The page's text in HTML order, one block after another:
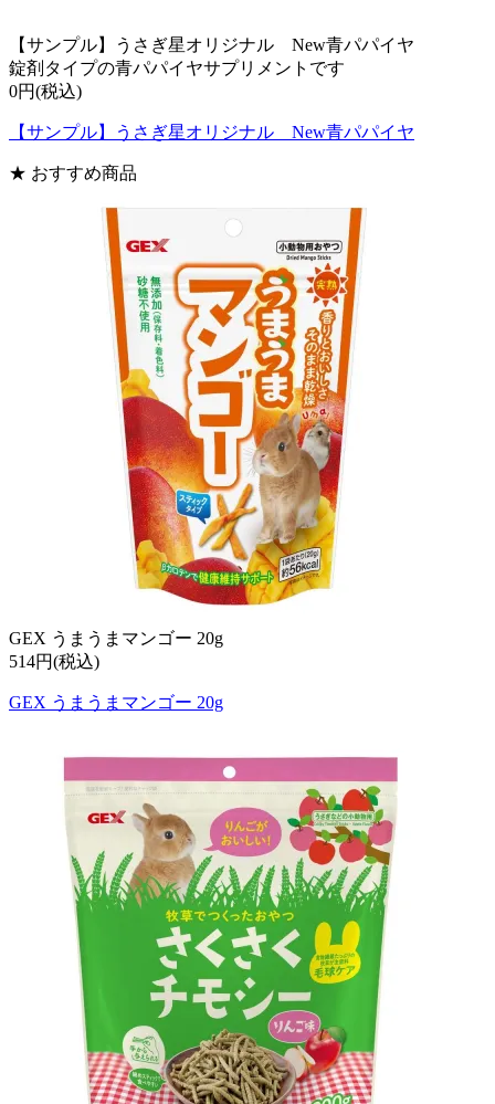
【サンプル】うさぎ星オリジナル New青パパイヤ
錠剤タイプの青パパイヤサプリメントです
0円(税込)
【サンプル】うさぎ星オリジナル New青パパイヤ
★ おすすめ商品
GEX うまうまマンゴー 20g
514円(税込)
GEX うまうまマンゴー 20g